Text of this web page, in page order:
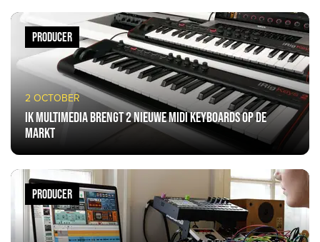
2 OCTOBER
IK Multimedia brengt 2 nieuwe MIDI Keyboards op de
markt
PRODUCER
PRODUCER